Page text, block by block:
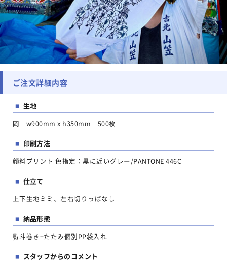
ご注文詳細内容
■
生地
岡 w900mmｘh350mm 500枚
■
印刷方法
顔料プリント 色指定：黒に近いグレー/PANTONE 446C
■
仕立て
上下生地ミミ、左右切りっぱなし
■
納品形態
熨斗巻き+たたみ個別PP袋入れ
■
スタッフからのコメント